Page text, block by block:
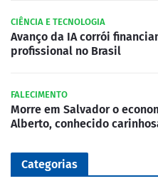
CIÊNCIA E TECNOLOGIA
Avanço da IA corrói
profissional no Brasil
FALECIMENTO
Morre em Salvador o
Alberto, conhecido
Categorias